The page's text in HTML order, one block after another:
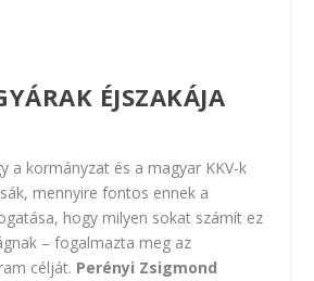
ÉJSZAKÁJA
a kormányzat és a magyar KKV-k
mennyire fontos ennek a
hogy milyen sokat számít ez
– fogalmazta meg az
célját. Perényi Zsigmond